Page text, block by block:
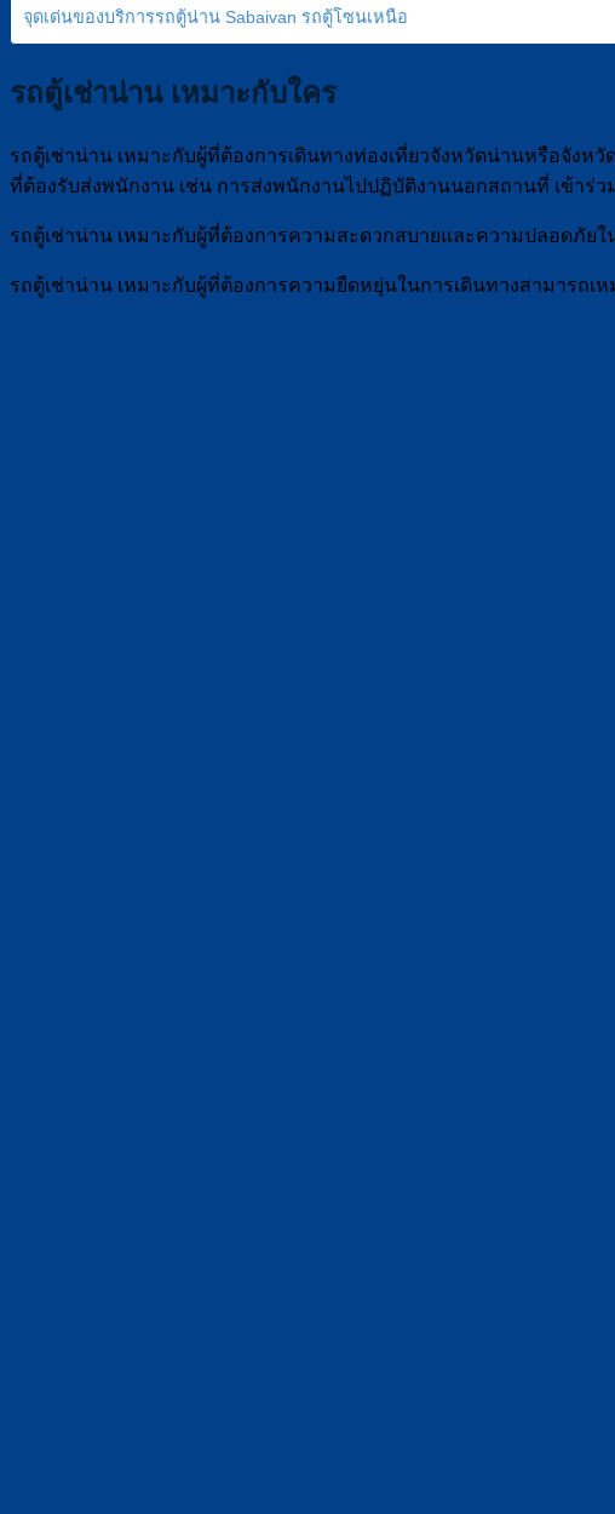
จุดเด่นของบริการรถตู้น่าน Sabaivan รถตู้โซนเหนือ
รถตู้เช่าน่าน เหมาะกับใคร
รถตู้เช่าน่าน เหมาะกับผู้ที่ต้องการเดินทางท่องเที่ยวจังหวัดน่านหรือจัง
ที่ต้องรับส่งพนักงาน เช่น การส่งพนักงานไปปฏิบัติงานนอกสถานที่ เข้าร่
รถตู้เช่าน่าน เหมาะกับผู้ที่ต้องการความสะดวกสบายและความปลอดภั
รถตู้เช่าน่าน เหมาะกับผู้ที่ต้องการความยืดหยุ่นในการเดินทางสามารถ